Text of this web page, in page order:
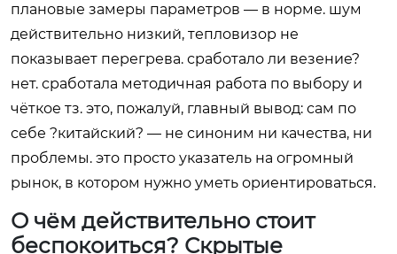
плановые замеры параметров — в норме. шум
действительно низкий, тепловизор не
показывает перегрева. сработало ли везение?
нет. сработала методичная работа по выбору и
чёткое тз. это, пожалуй, главный вывод: сам по
себе ?китайский? — не синоним ни качества, ни
проблемы. это просто указатель на огромный
рынок, в котором нужно уметь ориентироваться.
О чём действительно стоит
беспокоиться? Скрытые